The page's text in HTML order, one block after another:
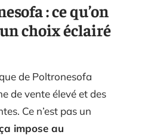
: ce qu’on
choix éclairé
de Poltronesofa
de vente élevé et des
Ce n’est pas un
impose au